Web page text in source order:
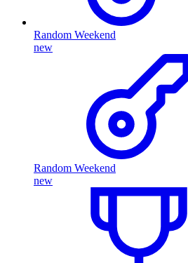
Random Weekend
new
Random Weekend
new